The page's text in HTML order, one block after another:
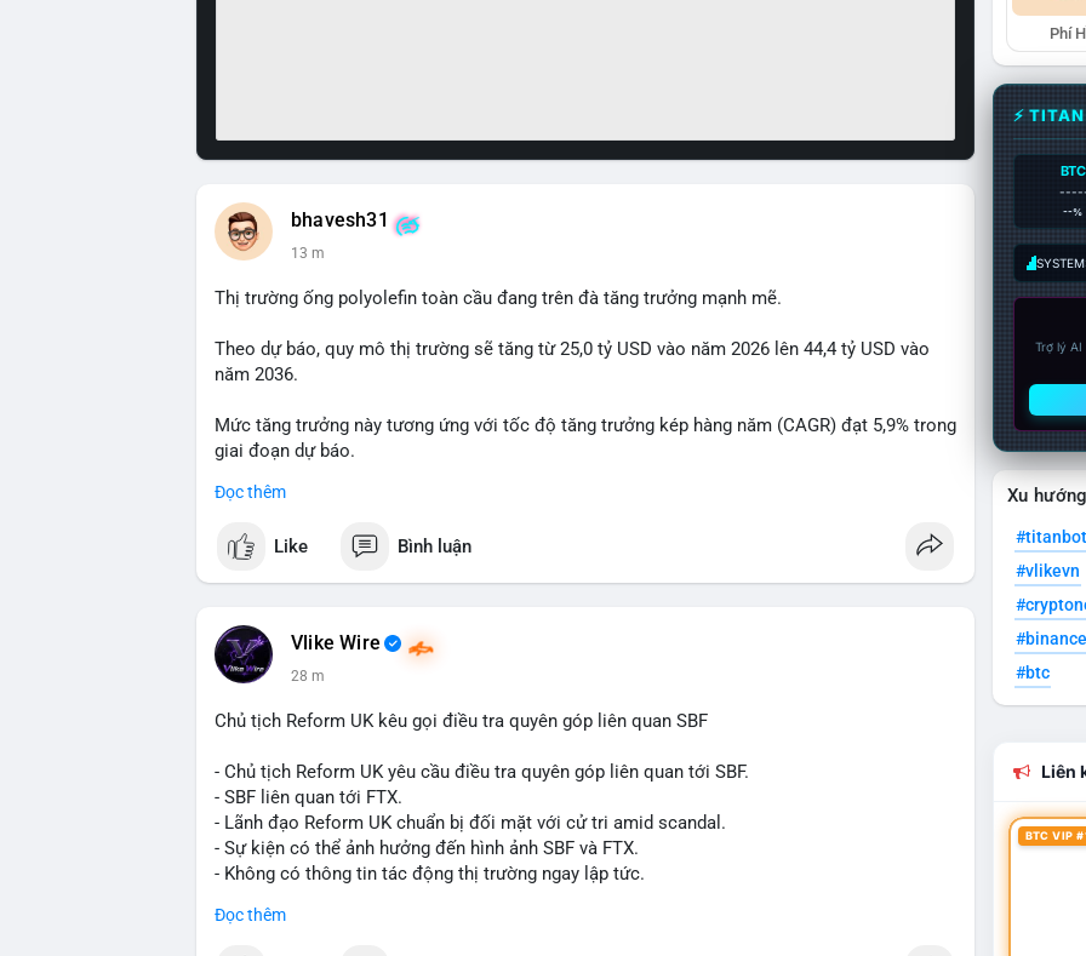
bhavesh31
13 m
Thị trường ống polyolefin toàn cầu đang trên đà tăng trưởng mạnh mẽ.
Theo dự báo, quy mô thị trường sẽ tăng từ 25,0 tỷ USD vào năm 2026 lên 44,4 tỷ USD vào
năm 2036.
Mức tăng trưởng này tương ứng với tốc độ tăng trưởng kép hàng năm (CAGR) đạt 5,9% trong
giai đoạn dự báo.
Đây là tín hiệu tích cực cho các nhà sản xuất, nhà phân phối và nhà đầu tư trong ngành vật
Bạn đánh giá thế nào về tiềm năng của dòng sản phẩm ống nhựa polyolefin trong tương lai?
Đọc thêm
Like Bình luận
Vlike Wire
28 m
Chủ tịch Reform UK kêu gọi điều tra quyên góp liên quan SBF
- Chủ tịch Reform UK yêu cầu điều tra quyên góp liên quan tới SBF.
- SBF liên quan tới FTX.
- Lãnh đạo Reform UK chuẩn bị đối mặt với cử tri amid scandal.
- Sự kiện có thể ảnh hưởng đến hình ảnh SBF và FTX.
- Không có thông tin tác động thị trường ngay lập tức.
Đọc thêm
Phí
⚡
BTC
--%
Trợ lý
Xu
#titanbot
#vlikevn
#btc
Liên
BTC VIP